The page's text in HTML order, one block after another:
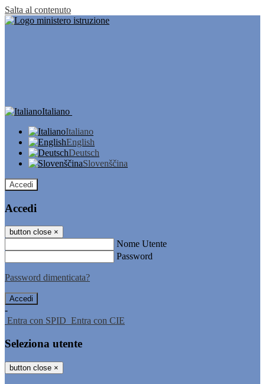
Salta al contenuto
Italiano
Italiano
English
Deutsch
Slovenščina
Accedi
Accedi
button close ×
Nome Utente
Password
Password dimenticata?
-
Entra con SPID Entra con CIE
Seleziona utente
button close ×